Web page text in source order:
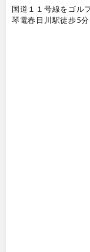
国道１１号線をゴル
琴電春日川駅徒歩5分